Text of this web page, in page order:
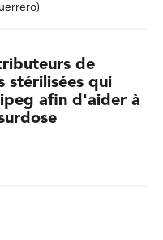
de
stérilisées qui
afin d'aider à